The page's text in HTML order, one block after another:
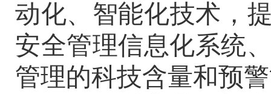
动化、智能化技术，
安全管理信息化系统
管理的科技含量和预